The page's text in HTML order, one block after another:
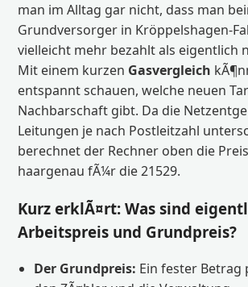
man im Alltag gar nicht, dass man
Grundversorger in Kröppelshagen-
vielleicht mehr bezahlt als eigentlich
Mit einem kurzen Gasvergleich
entspannt schauen, welche neuen
Nachbarschaft gibt. Da die
Leitungen je nach Postleitzahl
berechnet der Rechner oben die
haargenau fÃ¼r die 21529.
Kurz erklÃ¤rt: Was sind
Arbeitspreis und Grundpreis?
Der Grundpreis: Ein fester